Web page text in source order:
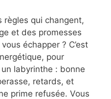
règles qui changent,
et des promesses
échapper ? C’est
pour
labyrinthe : bonne
retards, et
prime refusée. Vous